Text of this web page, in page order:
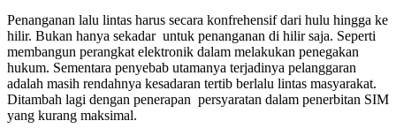
Penanganan lalu lintas harus secara konfrehensif dari hulu hingga ke
hilir. Bukan hanya sekadar untuk penanganan di hilir saja. Seperti
membangun perangkat elektronik dalam melakukan penegakan
hukum. Sementara penyebab utamanya terjadinya pelanggaran
adalah masih rendahnya kesadaran tertib berlalu lintas masyarakat.
Ditambah lagi dengan penerapan persyaratan dalam penerbitan SIM
yang kurang maksimal.